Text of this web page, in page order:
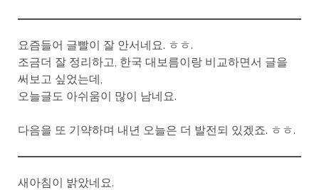
요즘들어 글빨이 잘 안서네요. ㅎㅎ.
조금더 잘 정리하고, 한국 대보름이랑 비교하면서 글을
써보고 싶었는데,
오늘글도 아쉬움이 많이 남네요.
다음을 또 기약하며 내년 오늘은 더 발전되 있겠죠. ㅎㅎ.
새아침이 밝았네요.